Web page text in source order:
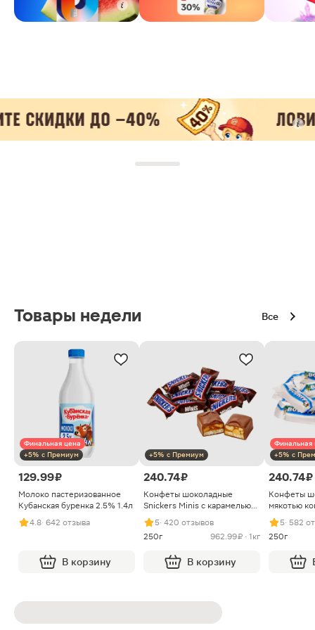
Товары недели Все
Финальная цена
+5% с Премиум
129.99 ₽
Молоко пастеризованное
Кубанская буренка 2.5% 1.4л
4.8· 642 отзыва
В корзину
+5% с Премиум
240.74 ₽
Конфеты шоколадные
Snickers Minis с карамелью
арахисом и нугой
5· 420 отзывов
250г
962.99 ₽ · 1кг
В корзину
Финальная
+5% с
240.74 ₽
Конфеты
мякотью
5· 582
250г